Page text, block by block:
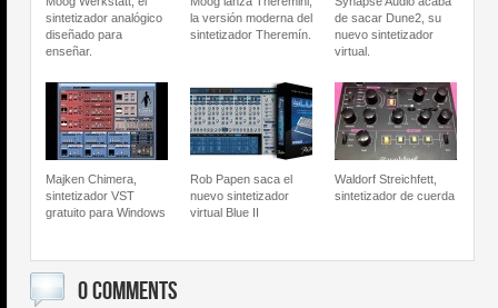
sintetizador analógico
diseñado para
enseñar.
la versión moderna del
sintetizador Theremín.
de sacar Dune2, su
nuevo sintetizador
virtual.
Majken Chimera,
sintetizador VST
gratuito para Windows
Rob Papen saca el
nuevo sintetizador
virtual Blue II
Waldorf Streichfett,
sintetizador de cuerda
0 COMMENTS